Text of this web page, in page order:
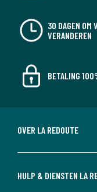
30 DAGEN OM
VERANDEREN
BETALING
OVER LA REDOUTE
HULP & DIENSTEN LA